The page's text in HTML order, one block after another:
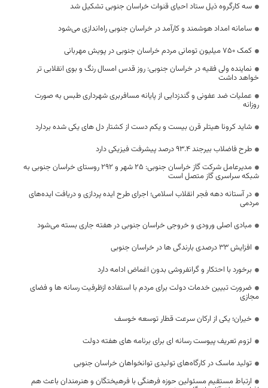
سه کارگروه ذیل ستاد احیای قنوات خراسان جنوبی تشکیل شد
سامانه امداد هوشمند و کارآمد در خراسان جنوبی راه‌اندازی می‌شود
کمک ۷۵۰ میلیون تومانی مردم خراسان جنوبی ‌در پویش مهربانی‌
نماینده ولی فقیه در خراسان جنوبی: روز قدس امسال رنگ و بوی انقلابی ‌تر
خواهد داشت
عملیات ضد عفونی و گندزدایی از پایانه مسافربری شهرداری طبس به صورت
روزانه
شاید کرونا هیتلر قرن بیست و یکم دست از کشتار دل های یکی شده بردارد
طرح فاضلاب بیرجند ۹۳.۴ درصد پیشرفت فیزیکی دارد
مدیرعامل شرکت گاز خراسان جنوبی: 25 شهر و 292 روستای خراسان جنوبی به
شبکه سراسری گاز متصل است
در آستانه دهه فجر انقلاب اسلامی؛ اجرای طرح ایده پردازی و دریافت ایده‌های
مردمی
مبادی اصلی ورودی و خروجی خراسان جنوبی در هفته جاری بسته می‌شود
افزایش ۳۳ درصدی بارندگی ها در خراسان جنوبی
برخورد با احتکار و گرانفروشی بدون اغماض ادامه دارد
ضرورت تبیین خدمات دولت برای مردم با استفاده ازظرفیت رسانه ها و فضای
مجازی
خیران؛ یکی از ارکان سرعت قطار توسعه خوسف
لزوم تعریف پیوست رسانه ای برای برنامه های هفته دولت
تولید ماسک در کارگاه‌های تولیدی توانخواهان خراسان جنوبی
ارتباط مستقیم مسئولین حوزه فرهنگی با فرهیختگان و هنرمندان باعث هم